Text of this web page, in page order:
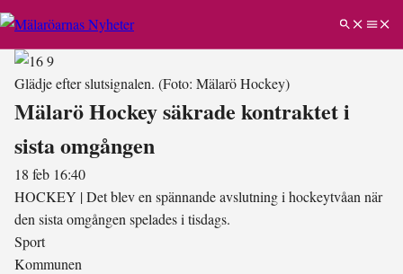
Glädje efter slutsignalen. (Foto: Mälarö Hockey)
Mälarö Hockey säkrade kontraktet i
sista omgången
18 feb 16:40
HOCKEY |Det blev en spännande avslutning i hockeytvåan när
den sista omgången spelades i tisdags.
Sport
Kommunen